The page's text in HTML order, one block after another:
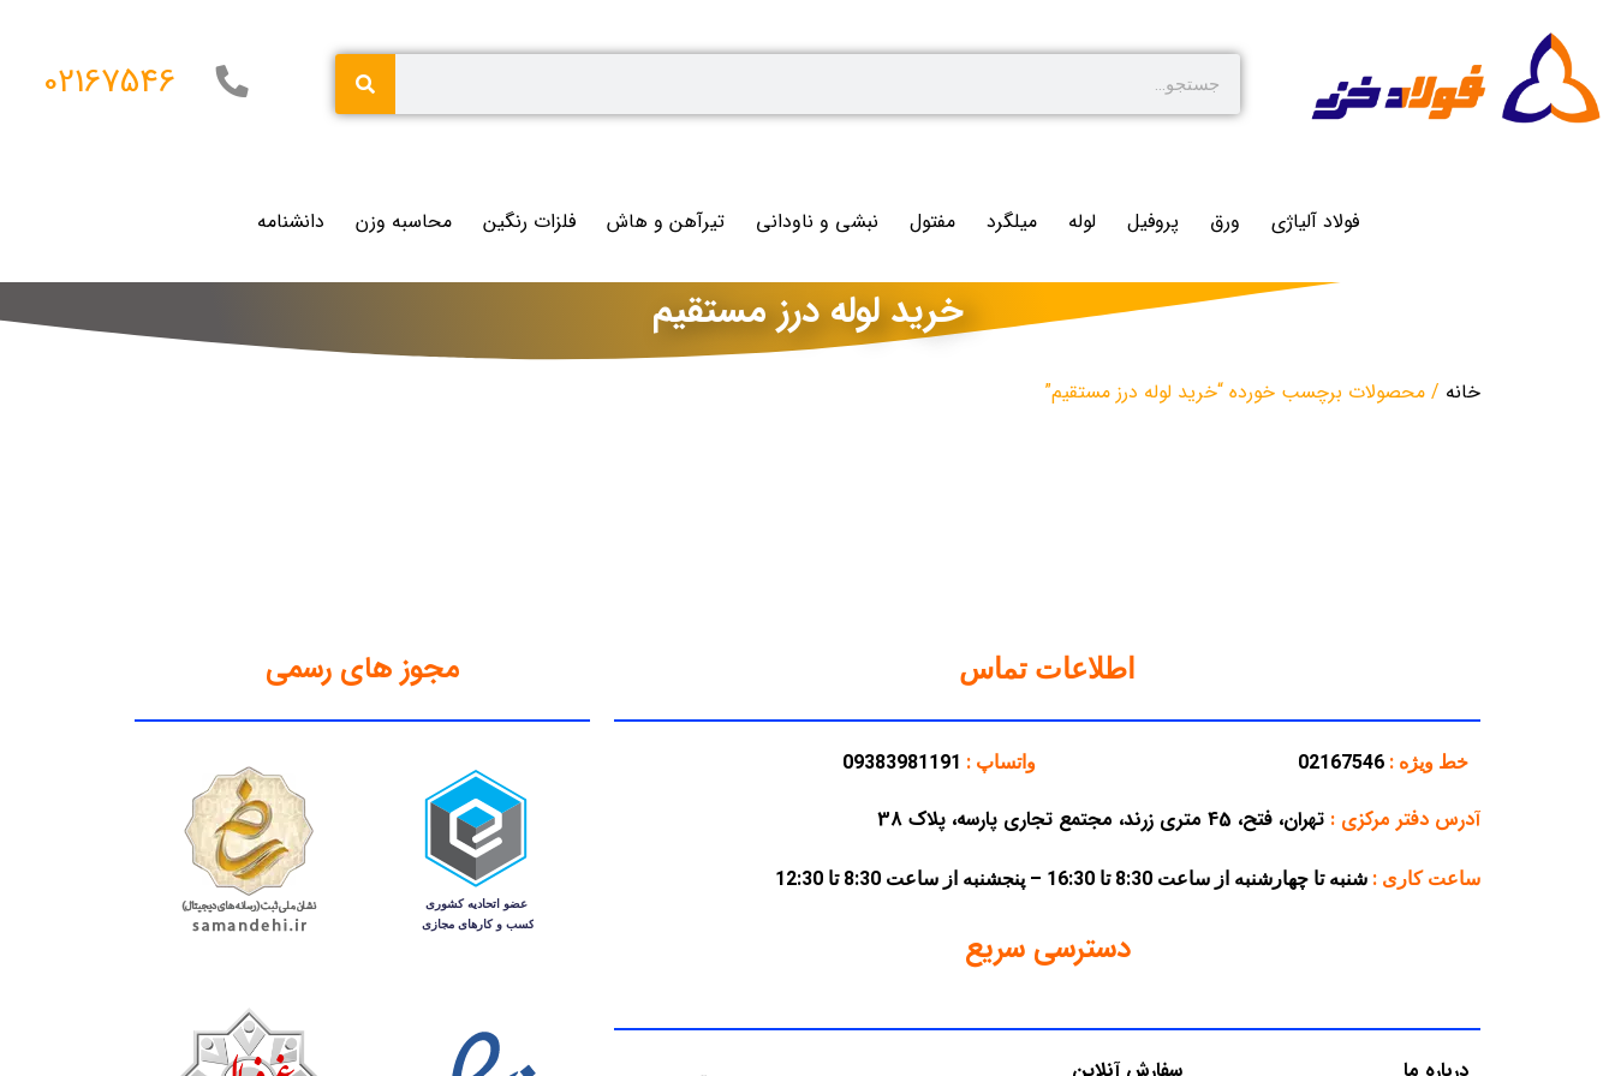
02167546
فولاد آلیاژی ورق پروفیل لوله میلگرد مفتول نبشی و ناودانی تیرآهن و هاش فلزات رنگین محاسبه وزن دانشنامه
خرید لوله درز مستقیم
خانه / محصولات برچسب خورده “خرید لوله درز مستقیم”
اطلاعات تماس
خط ویژه : 02167546 واتساپ : 09383981191
آدرس دفتر مرکزی : تهران، فتح، 45 متری زرند، مجتمع تجاری پارسه، پلاک 38
ساعت کاری : شنبه تا چهارشنبه از ساعت 8:30 تا 16:30 – پنجشنبه از ساعت 8:30 تا 12:30
دسترسی سریع
مجوز های رسمی